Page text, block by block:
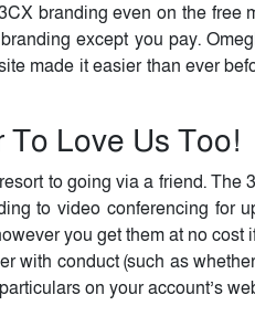
branding even on the
except you pay.
made it easier than ever
To Love Us Too!
to going via a friend.
to video conferencing for
you get them at no
with conduct (such as
on your account’s